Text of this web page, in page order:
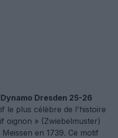
Dresden 25-26
le plus célèbre de l'histoire
oignon » (Zwiebelmuster)
en 1739. Ce motif